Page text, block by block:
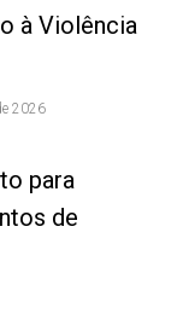
à Violência
2026
para
de